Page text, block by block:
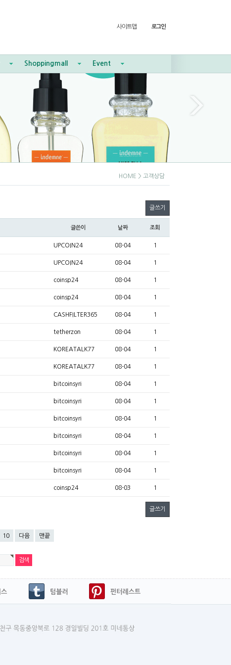
사이트맵 로그인
Shoppingmall Event
HOME > 고객상담
글쓰기
글쓴이 날짜 조회
UPCOIN24 08-04 1
UPCOIN24 08-04 1
coinsp24 08-04 1
coinsp24 08-04 1
CASHFILTER365 08-04 1
tetherzon 08-04 1
KOREATALK77 08-04 1
KOREATALK77 08-04 1
bitcoinsyri 08-04 1
bitcoinsyri 08-04 1
bitcoinsyri 08-04 1
bitcoinsyri 08-04 1
bitcoinsyri 08-04 1
bitcoinsyri 08-04 1
coinsp24 08-03 1
글쓰기
10 다음 맨끝